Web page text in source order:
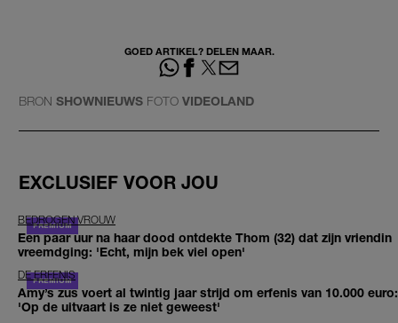
GOED ARTIKEL? DELEN MAAR.
BRON SHOWNIEUWS FOTO VIDEOLAND
EXCLUSIEF VOOR JOU
BEDROGEN VROUW
Een paar uur na haar dood ontdekte Thom (32) dat zijn vriendin
vreemdging: 'Echt, mijn bek viel open'
DE ERFENIS
Amy’s zus voert al twintig jaar strijd om erfenis van 10.000 euro:
'Op de uitvaart is ze niet geweest'